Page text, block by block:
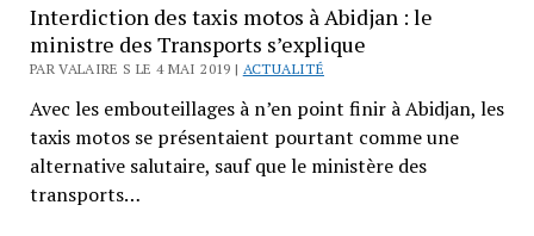
Interdiction des taxis motos à Abidjan : le
ministre des Transports s’explique
PAR VALAIRE S LE 4 MAI 2019 | ACTUALITÉ
Avec les embouteillages à n’en point finir à Abidjan, les
taxis motos se présentaient pourtant comme une
alternative salutaire, sauf que le ministère des
transports…